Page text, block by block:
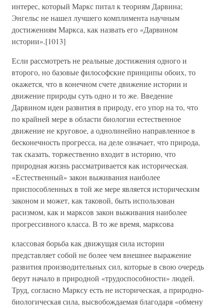
интерес, который Маркс питал к теориям Дарвина;
Энгельс не нашел лучшего комплимента научным
достижениям Маркса, как назвать его «Дарвином
истории».[1013]
Если рассмотреть не реальные достижения одного и
второго, но базовые философские принципы обоих, то
окажется, что в конечном счете движение истории и
движение природы суть одно и то же. Введение
Дарвином идеи развития в природу, его упор на то, что
по крайней мере в области биологии естественное
движение не круговое, а однолинейно направленное в
бесконечность прогресса, на деле означает, что природа,
так сказать, торжественно входит в историю, что
природная жизнь рассматривается как историческая.
«Естественный» закон выживания наиболее
приспособленных в той же мере является историческим
законом и может, как таковой, быть использован
расизмом, как и марксов закон выживания наиболее
прогрессивного класса. В то же время, марксова
классовая борьба как движущая сила истории
представляет собой не более чем внешнее выражение
развития производительных сил, которые в свою очередь
берут начало в природной «трудоспособности» людей.
Труд, согласно Марксу есть не историческая, а природно-
биологическая сила, высвобождаемая благодаря «обмену